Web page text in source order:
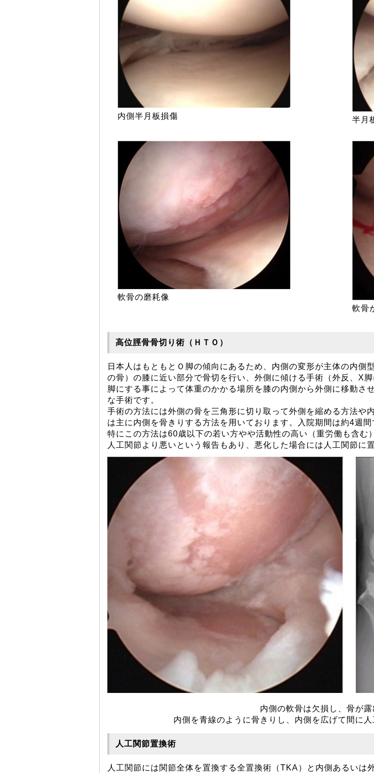
内側半月板損傷 半月
軟骨の磨耗像
軟骨
高位脛骨骨切り術（ＨＴＯ）
日本人はもともとＯ脚の傾向にあるため、内側の変形が主体の内側
の骨）の膝に近い部分で骨切を行い、外側に傾ける手術（外反、X
脚にする事によって体重のかかる場所を膝の内側から外側に移動さ
な手術です。
手術の方法には外側の骨を三角形に切り取って外側を縮める方法や
は主に内側を骨きりする方法を用いております。入院期間は約4週間
特にこの方法は60歳以下の若い方やや活動性の高い（重労働も含
人工関節より悪いという報告もあり、悪化した場合には人工関節に
内側の軟骨は欠損し、骨が露
内側を青線のように骨きりし、内側を広げて間に
人工関節置換術
人工関節には関節全体を置換する全置換術（TKA）と内側あるいは